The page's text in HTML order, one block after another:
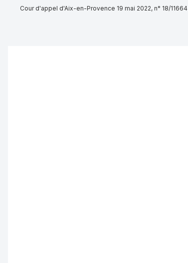
Cour d'appel d'Aix-en-Provence 19 mai 2022, n° 18/11664